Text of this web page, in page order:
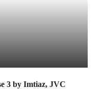
3 by Imtiaz, JVC